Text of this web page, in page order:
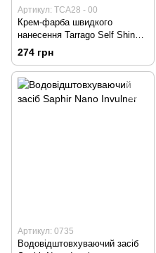
Артикул: TCA28 - 00
Крем-фарба швидкого
нанесення Tarrago Self Shine,
безкольоровий
274 грн
Артикул: 0735
Водовідштовхуваючий засіб